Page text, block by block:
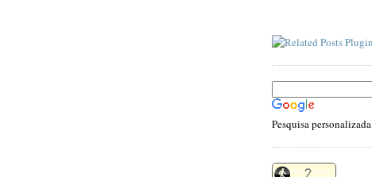
Pesquisa personalizada